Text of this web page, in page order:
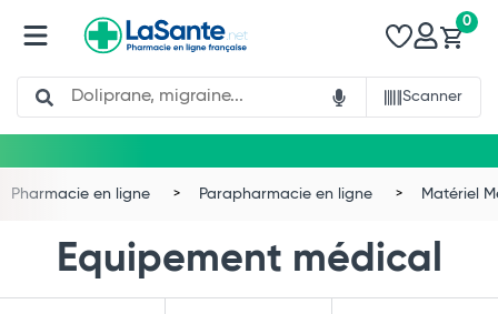
Search
Scanner
0
Pharmacie en ligne Parapharmacie en ligne Matériel
Equipement médical